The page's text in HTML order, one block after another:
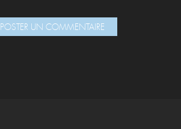
POSTER UN COMMENTAIRE